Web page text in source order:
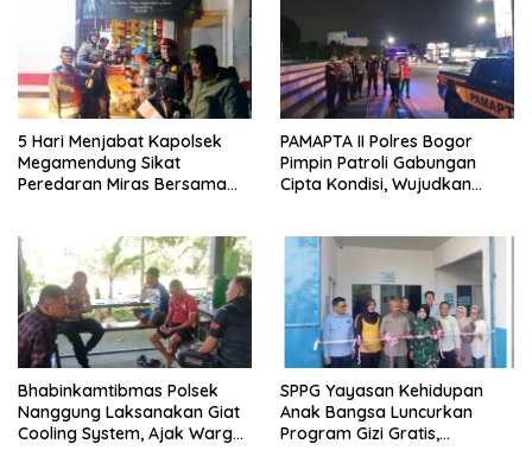
5 Hari Menjabat Kapolsek
Megamendung Sikat
Peredaran Miras Bersama
PAMAPTA II Polres Bogor
Pimpin Patroli Gabungan
Cipta Kondisi, Wujudkan
Bhabinkamtibmas Polsek
Nanggung Laksanakan Giat
Cooling System, Ajak Warga
SPPG Yayasan Kehidupan
Anak Bangsa Luncurkan
Program Gizi Gratis,